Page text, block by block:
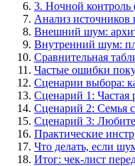
3. Ночной контроль
Анализ источников
Внешний шум:
Внутренний шум:
Сравнительная
Частые ошибки
Сценарии выбора:
Сценарий 1: Частая
Сценарий 2: Семья
Сценарий 3:
Практические
Что делать, если
Итог: чек-лист